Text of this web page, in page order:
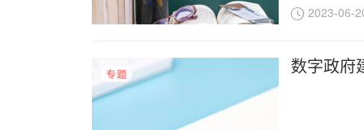
2023-06-
数字政府